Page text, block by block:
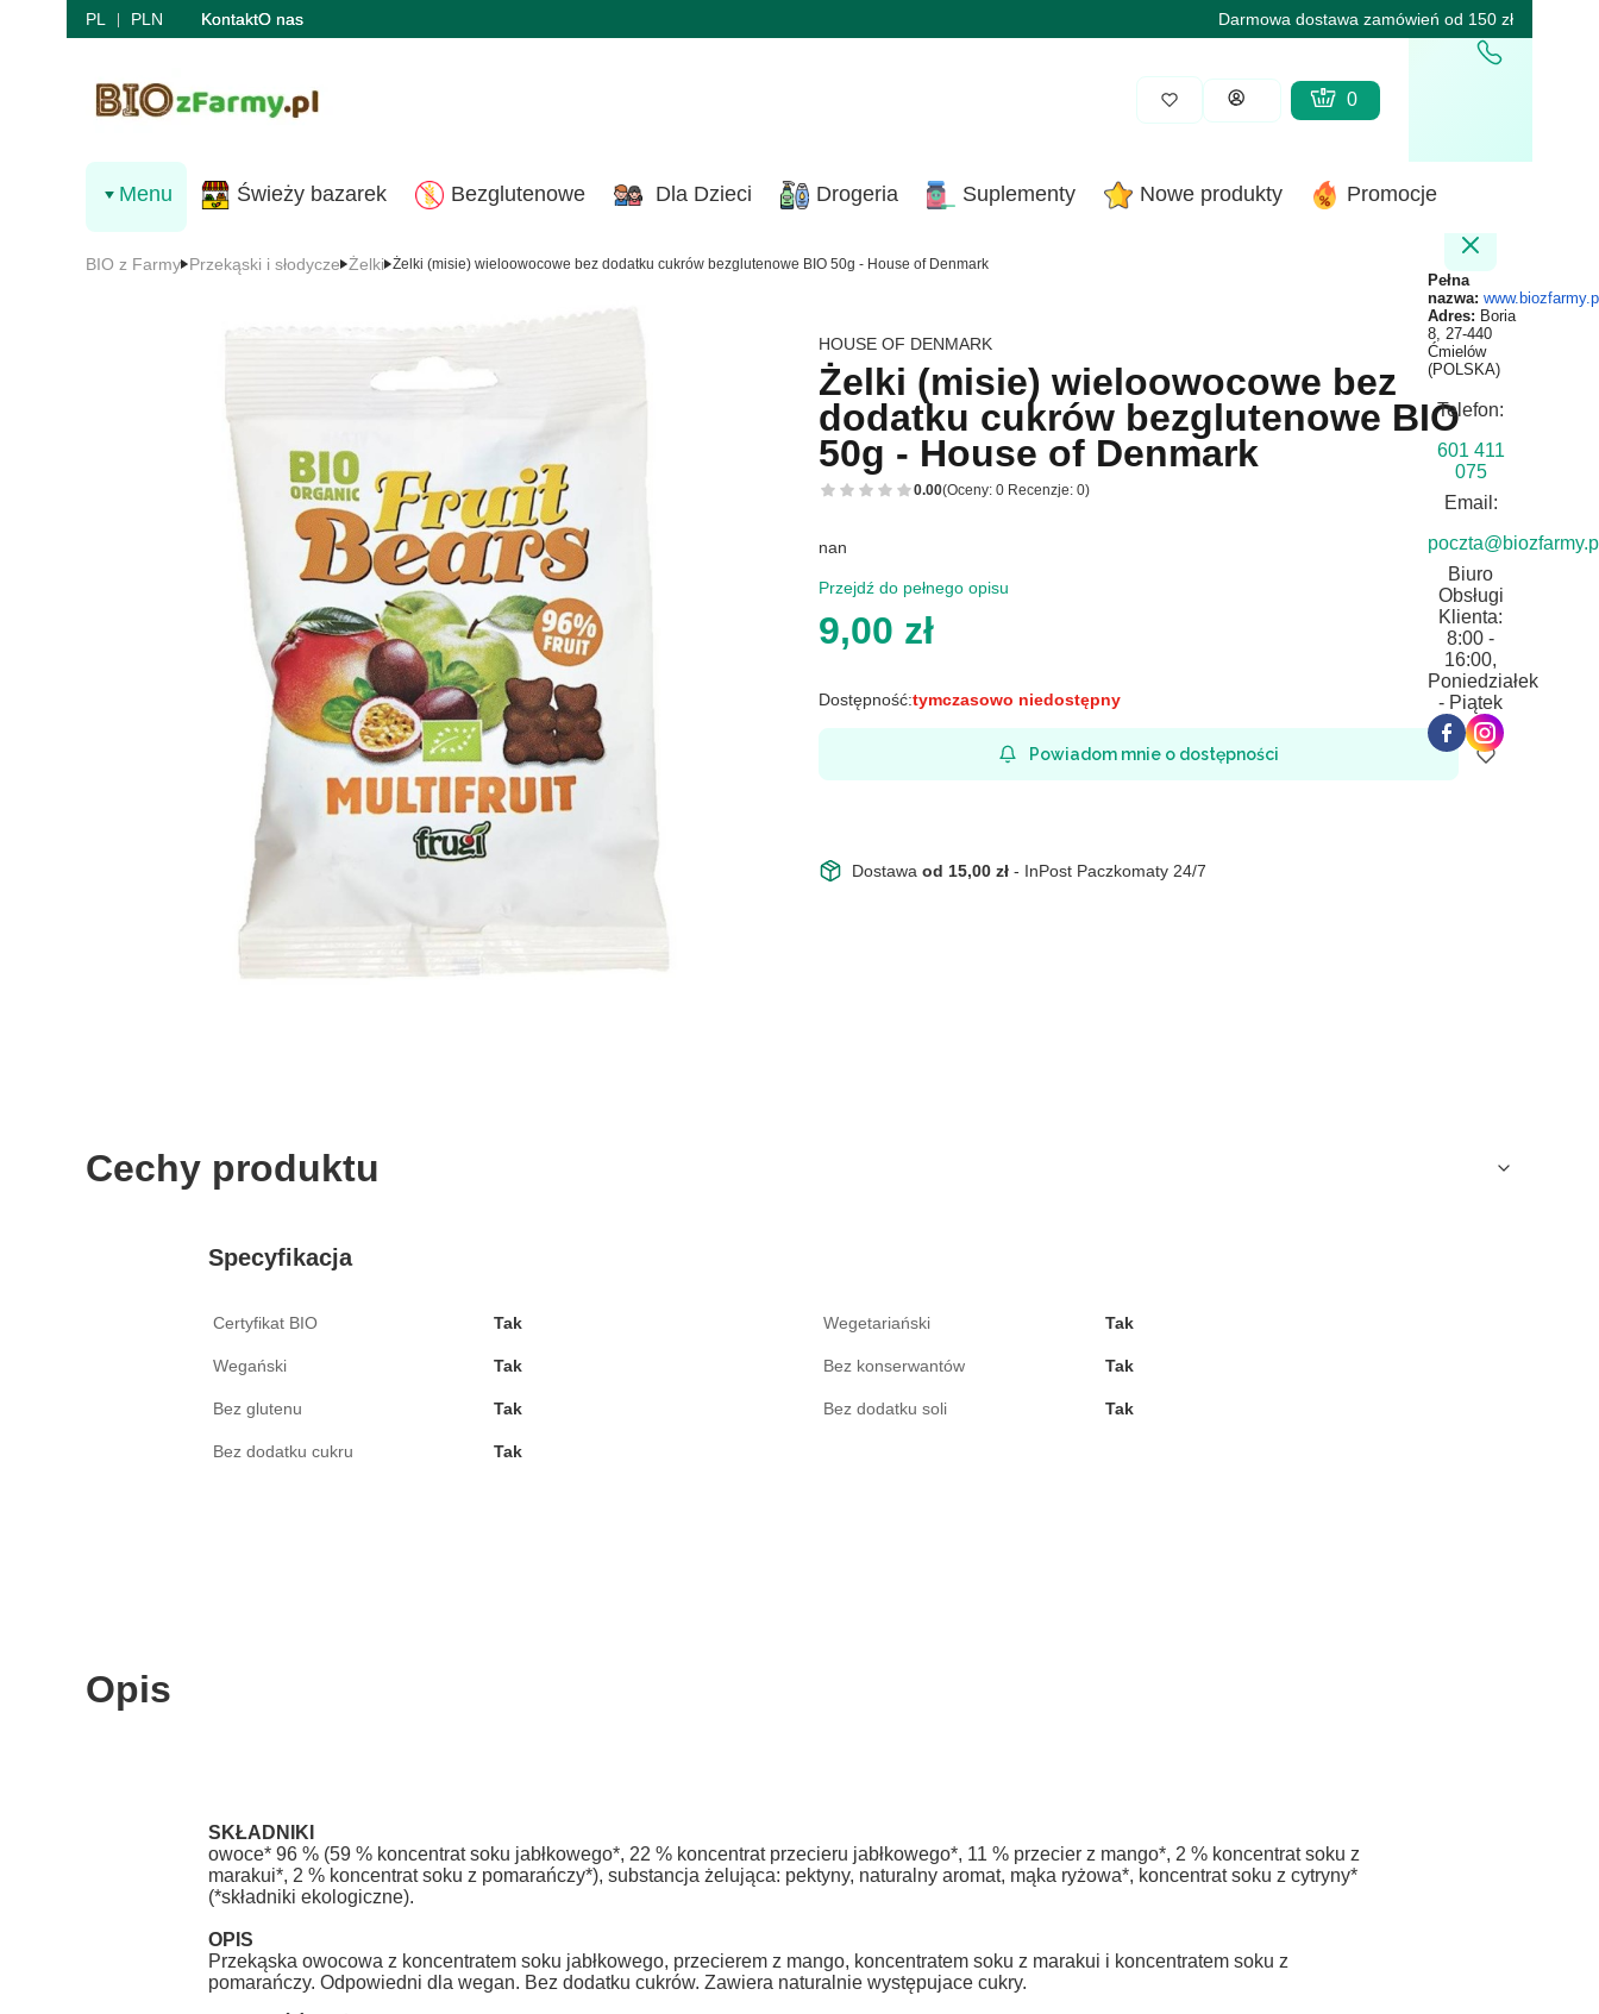
PL PLN KontaktO nas Darmowa dostawa zamówień od 150 zł
Zaloguj się
Produkty w koszyku: 0. Zobacz
Koszyk
Pełna
nazwa:
Adres: Boria
8, 27-440
Ćmielów
(POLSKA)
Telefon:
601 411
075
Email:
Biuro
Obsługi
Klienta:
8:00 -
16:00,
Poniedziałek
- Piątek
Menu Świeży bazarek Bezglutenowe Dla Dzieci Drogeria Suplementy Nowe produkty Promocje
BIO z Farmy Przekąski i słodycze Żelki Żelki (misie) wieloowocowe bez dodatku cukrów bezglutenowe BIO 50g - House of Denmark
HOUSE OF DENMARK
Żelki (misie) wieloowocowe bez
dodatku cukrów bezglutenowe BIO
50g - House of Denmark
0.00(Oceny: 0 Recenzje: 0)
nan
Przejdź do pełnego opisu
Cena
9,00 zł
Dostępność:tymczasowo niedostępny
Powiadom mnie o dostępności
Dostawa od 15,00 zł - InPost Paczkomaty 24/7
Cechy produktu
Specyfikacja
Certyfikat BIO Tak Wegetariański Tak
Wegański Tak Bez konserwantów Tak
Bez glutenu Tak Bez dodatku soli Tak
Bez dodatku cukru Tak
Opis
SKŁADNIKI
owoce* 96 % (59 % koncentrat soku jabłkowego*, 22 % koncentrat przecieru jabłkowego*, 11 % przecier z mango*, 2 % koncentrat soku z
marakui*, 2 % koncentrat soku z pomarańczy*), substancja żelująca: pektyny, naturalny aromat, mąka ryżowa*, koncentrat soku z cytryny*
(*składniki ekologiczne).
OPIS
Przekąska owocowa z koncentratem soku jabłkowego, przecierem z mango, koncentratem soku z marakui i koncentratem soku z
pomarańczy. Odpowiedni dla wegan. Bez dodatku cukrów. Zawiera naturalnie występujace cukry.